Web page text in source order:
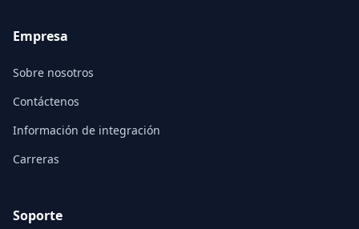
Empresa
Sobre nosotros
Contáctenos
Información de integración
Carreras
Soporte